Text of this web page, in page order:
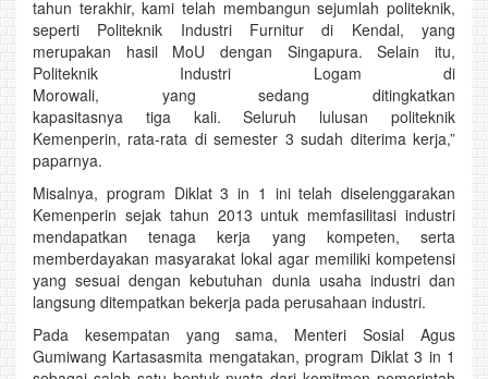
tahun terakhir, kami telah membangun sejumlah politeknik,
seperti Politeknik Industri Furnitur di Kendal, yang
merupakan hasil MoU dengan Singapura. Selain itu,
Politeknik Industri Logam di
Morowali, yang sedang ditingkatkan
kapasitasnya tiga kali. Seluruh lulusan politeknik
Kemenperin, rata-rata di semester 3 sudah diterima kerja,”
paparnya.
Misalnya, program Diklat 3 in 1 ini telah diselenggarakan
Kemenperin sejak tahun 2013 untuk memfasilitasi industri
mendapatkan tenaga kerja yang kompeten, serta
memberdayakan masyarakat lokal agar memiliki kompetensi
yang sesuai dengan kebutuhan dunia usaha industri dan
langsung ditempatkan bekerja pada perusahaan industri.
Pada kesempatan yang sama, Menteri Sosial Agus
Gumiwang Kartasasmita mengatakan, program Diklat 3 in 1